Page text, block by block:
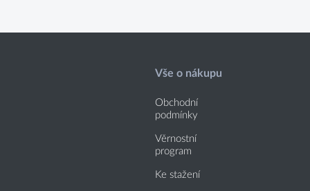
Vše o nákupu
Obchodní
podmínky
Věrnostní
program
Ke stažení